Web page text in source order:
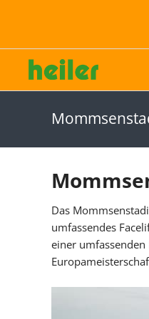
Sporthybrid Turf
Sporthybrid R
Pflege von
Das
umfassendes
einer